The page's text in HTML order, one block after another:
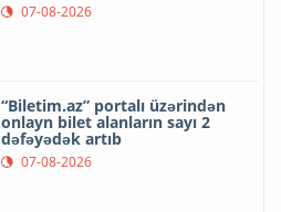
07-08-2026
“Biletim.az” portalı üzərindən
onlayn bilet alanların sayı 2
dəfəyədək artıb
07-08-2026